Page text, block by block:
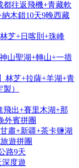
都往返飛機+青藏軟
木錯10天9晚西藏
芝+日喀則+珠峰
山聖湖+轉山+一措
林芝+拉薩+羊湖+青
）
飛出+賽里木湖+那
外賓拼團
肅+新疆+茶卡鹽湖
遊拼團
路9天
深度遊